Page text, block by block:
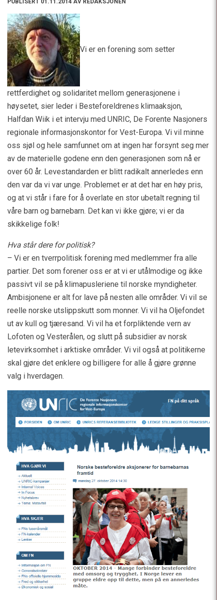
PUBLISERT 01.11.2014 AV REDAKSJONEN
Vi er en forening som setter
rettferdighet og solidaritet mellom generasjonene i
høysetet, sier leder i Besteforeldrenes klimaaksjon,
Halfdan Wiik i et intervju med UNRIC, De Forente Nasjoners
regionale informasjonskontor for Vest-Europa. Vi vil minne
oss sjøl og hele samfunnet om at ingen har forsynt seg mer
av de materielle godene enn den generasjonen som nå er
over 60 år. Levestandarden er blitt radikalt annerledes enn
den var da vi var unge. Problemet er at det har en høy pris,
og at vi står i fare for å overlate en stor ubetalt regning til
våre barn og barnebarn. Det kan vi ikke gjøre; vi er da
skikkelige folk!
Hva står dere for politisk?
– Vi er en tverrpolitisk forening med medlemmer fra alle
partier. Det som forener oss er at vi er utålmodige og ikke
passivt vil se på klimapusleriene til norske myndigheter.
Ambisjonene er alt for lave på nesten alle områder. Vi vil se
reelle norske utslippskutt som monner. Vi vil ha Oljefondet
ut av kull og tjæresand. Vi vil ha et forpliktende vern av
Lofoten og Vesterålen, og slutt på subsidier av norsk
letevirksomhet i arktiske områder. Vi vil også at politikerne
skal gjøre det enklere og billigere for alle å gjøre grønne
valg i hverdagen.